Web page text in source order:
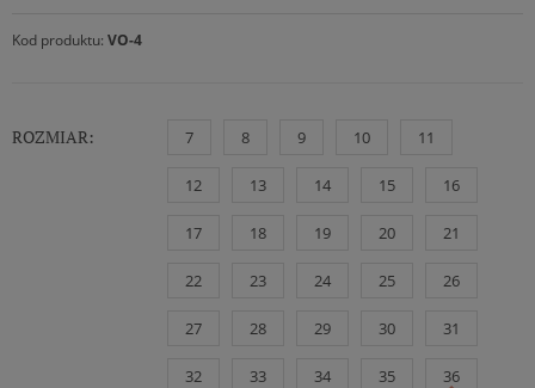
Kod produktu: VO-4
ROZMIAR: 7 8 9 10 11
12 13 14 15 16
17 18 19 20 21
22 23 24 25 26
27 28 29 30 31
32 33 34 35 36